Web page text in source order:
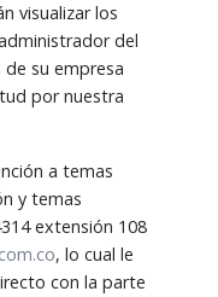
visualizar los
del
su empresa
por nuestra
a temas
y temas
extensión 108
, lo cual le
con la parte